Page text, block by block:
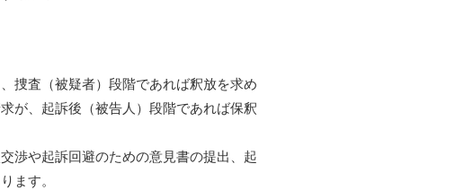
捜査（被疑者）段階であれば釈放を求め
が、起訴後（被告人）段階であれば保釈
渉や起訴回避のための意見書の提出、起
ます。